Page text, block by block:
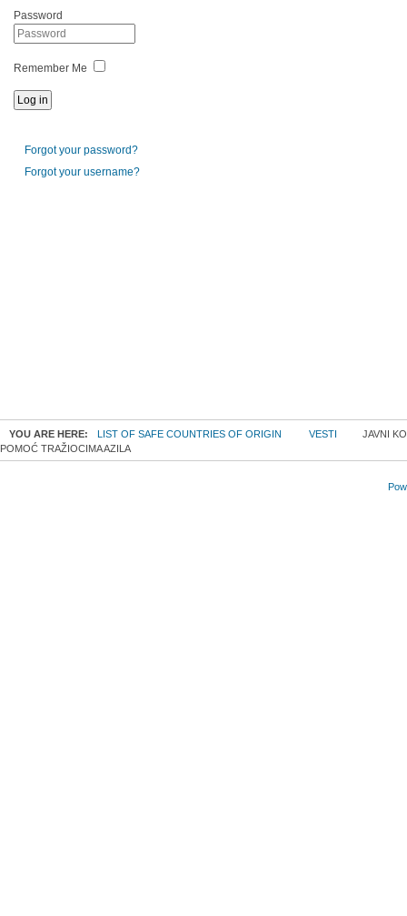
Password
Remember Me
Forgot your password?
Forgot your username?
YOU ARE HERE: LIST OF SAFE COUNTRIES OF ORIGIN VESTI
JAVNI
POMOĆ TRAŽIOCIMA AZILA